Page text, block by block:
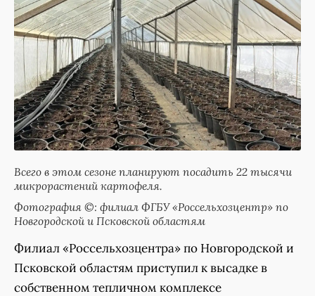
Всего в этом сезоне планируют посадить 22 тысячи
микрорастений картофеля.
Фотография ©: филиал ФГБУ «Россельхозцентр» по
Новгородской и Псковской областям
Филиал «Россельхозцентра» по Новгородской и
Псковской областям приступил к высадке в
собственном тепличном комплексе